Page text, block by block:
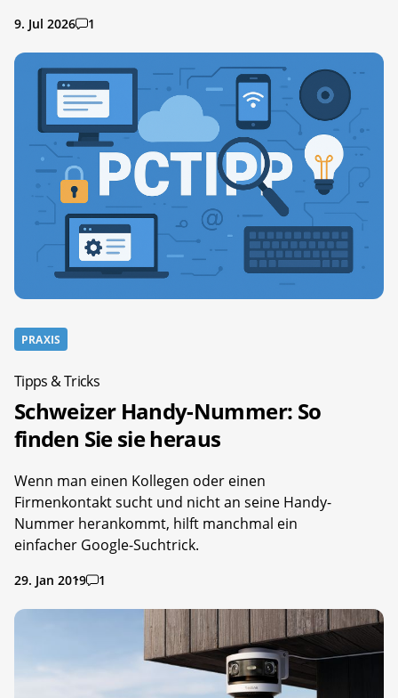
9. Jul 2026 1
PRAXIS
Tipps & Tricks
Schweizer Handy-Nummer: So
finden Sie sie heraus
Wenn man einen Kollegen oder einen
Firmenkontakt sucht und nicht an seine Handy-
Nummer herankommt, hilft manchmal ein
einfacher Google-Suchtrick.
29. Jan 2019 1